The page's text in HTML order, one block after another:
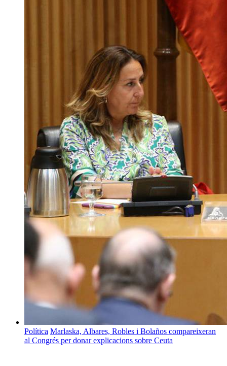
Política Marlaska, Albares, Robles i Bolaños compareixeran
al Congrés per donar explicacions sobre Ceuta